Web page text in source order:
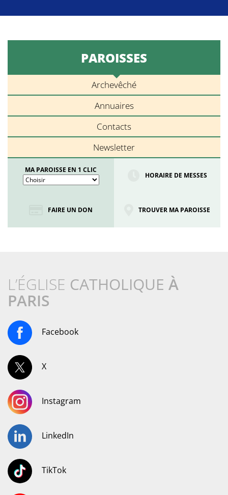
PAROISSES
Archevêché
Annuaires
Contacts
Newsletter
MA PAROISSE EN 1 CLIC
HORAIRE DE MESSES
FAIRE UN DON TROUVER MA PAROISSE
L’ÉGLISE CATHOLIQUE À
PARIS
Facebook
X
Instagram
LinkedIn
TikTok